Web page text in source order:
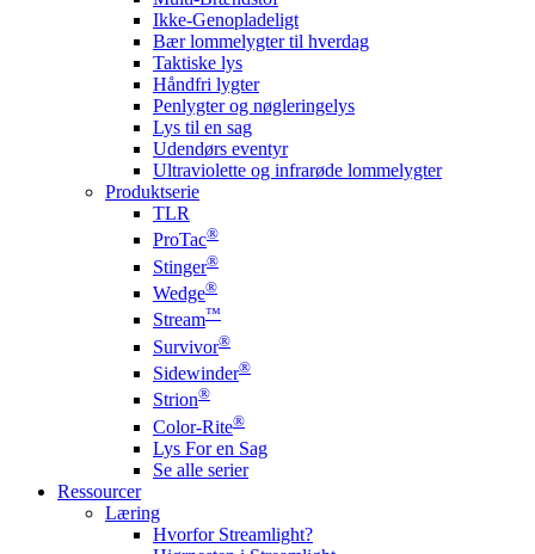
Ikke-Genopladeligt
Bær lommelygter til hverdag
Taktiske lys
Håndfri lygter
Penlygter og nøgleringelys
Lys til en sag
Udendørs eventyr
Ultraviolette og infrarøde lommelygter
Produktserie
TLR
ProTac®
Stinger®
Wedge®
Stream™
Survivor®
Sidewinder®
Strion®
Color-Rite®
Lys For en Sag
Se alle serier
Ressourcer
Læring
Hvorfor Streamlight?